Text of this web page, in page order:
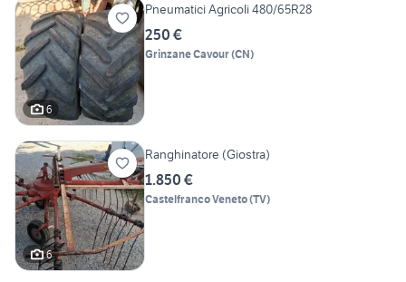
6
Pneumatici Agricoli 480/65R28
250 €
Grinzane Cavour(CN)
6
Ranghinatore (Giostra)
1.850 €
Castelfranco Veneto(TV)